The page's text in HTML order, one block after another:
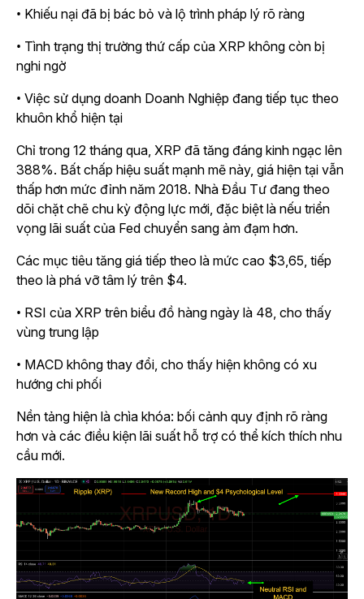
• Khiếu nại đã bị bác bỏ và lộ trình pháp lý rõ ràng
• Tình trạng thị trường thứ cấp của XRP không còn bị
nghi ngờ
• Việc sử dụng doanh Doanh Nghiệp đang tiếp tục theo
khuôn khổ hiện tại
Chỉ trong 12 tháng qua, XRP đã tăng đáng kinh ngạc lên
388%. Bất chấp hiệu suất mạnh mẽ này, giá hiện tại vẫn
thấp hơn mức đỉnh năm 2018. Nhà Đầu Tư đang theo
dõi chặt chẽ chu kỳ động lực mới, đặc biệt là nếu triển
vọng lãi suất của Fed chuyển sang ảm đạm hơn.
Các mục tiêu tăng giá tiếp theo là mức cao $3,65, tiếp
theo là phá vỡ tâm lý trên $4.
• RSI của XRP trên biểu đồ hàng ngày là 48, cho thấy
vùng trung lập
• MACD không thay đổi, cho thấy hiện không có xu
hướng chi phối
Nền tảng hiện là chìa khóa: bối cảnh quy định rõ ràng
hơn và các điều kiện lãi suất hỗ trợ có thể kích thích nhu
cầu mới.